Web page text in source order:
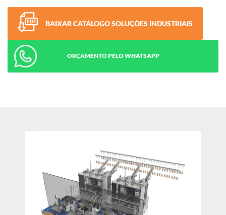
BAIXAR CATÁLOGO SOLUÇÕES INDUSTRIAIS
ORÇAMENTO PELO WHATSAPP